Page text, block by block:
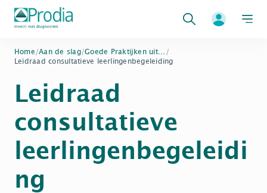
Zoeken
Home /Aan de slag/Goede Praktijken uit...
/
Leidraad consultatieve leerlingenbegeleiding
Leidraad
consultatieve
leerlingenbegeleidi
ng